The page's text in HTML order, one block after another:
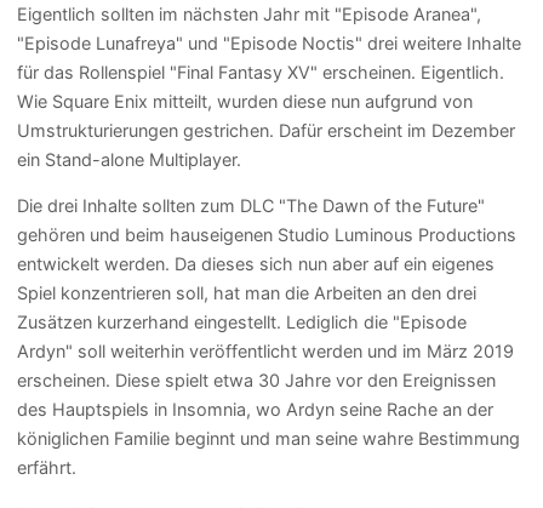
Eigentlich sollten im nächsten Jahr mit "Episode Aranea",
"Episode Lunafreya" und "Episode Noctis" drei weitere Inhalte
für das Rollenspiel "Final Fantasy XV" erscheinen. Eigentlich.
Wie Square Enix mitteilt, wurden diese nun aufgrund von
Umstrukturierungen gestrichen. Dafür erscheint im Dezember
ein Stand-alone Multiplayer.
Die drei Inhalte sollten zum DLC "The Dawn of the Future"
gehören und beim hauseigenen Studio Luminous Productions
entwickelt werden. Da dieses sich nun aber auf ein eigenes
Spiel konzentrieren soll, hat man die Arbeiten an den drei
Zusätzen kurzerhand eingestellt. Lediglich die "Episode
Ardyn" soll weiterhin veröffentlicht werden und im März 2019
erscheinen. Diese spielt etwa 30 Jahre vor den Ereignissen
des Hauptspiels in Insomnia, wo Ardyn seine Rache an der
königlichen Familie beginnt und man seine wahre Bestimmung
erfährt.